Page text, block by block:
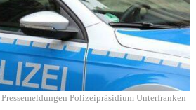
Pressemeldungen Polizeipräsidium Unterfranken